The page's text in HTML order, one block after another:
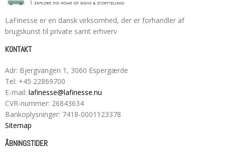
LaFinesse er en dansk virksomhed, der er forhandler af
brugskunst til private samt erhverv
KONTAKT
Adr: Bjergvangen 1 , 3060 Espergærde
Tel: +45 22869700
E-mail: lafinesse@lafinesse.nu
CVR-nummer: 26843634
Bankoplysninger: 7418-0001123378
Sitemap
ÅBNINGSTIDER